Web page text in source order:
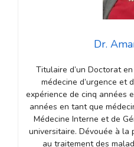
Dr.
Titulaire d’un Doctorat
médecine d’urgence et
expérience de cinq années
années en tant que
Médecine Interne et de
universitaire. Dévouée à la
au traitement des